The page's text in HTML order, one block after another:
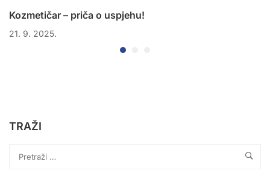
Kozmetičar – priča o uspjehu!
21. 9. 2025.
TRAŽI